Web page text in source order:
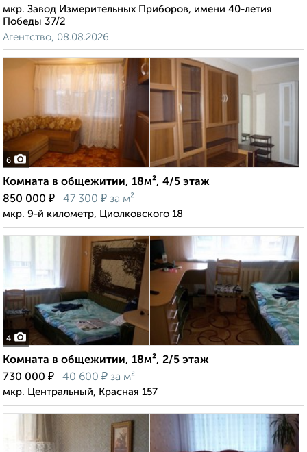
мкр. Завод Измерительных Приборов, имени 40-летия
Победы 37/2
Агентство, 08.08.2026
6
Комната в общежитии, 18м², 4/5 этаж
850 000 ₽ 47 300 ₽ за м²
мкр. 9-й километр, Циолковского 18
4
Комната в общежитии, 18м², 2/5 этаж
730 000 ₽ 40 600 ₽ за м²
мкр. Центральный, Красная 157